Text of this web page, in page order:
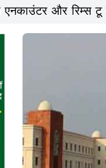
एनकाउंटर और रिम्स टू